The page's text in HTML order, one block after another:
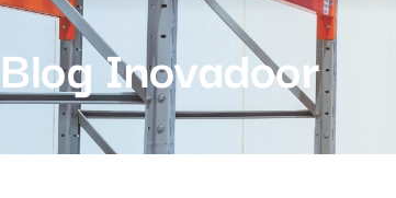
Blog Inovadoor